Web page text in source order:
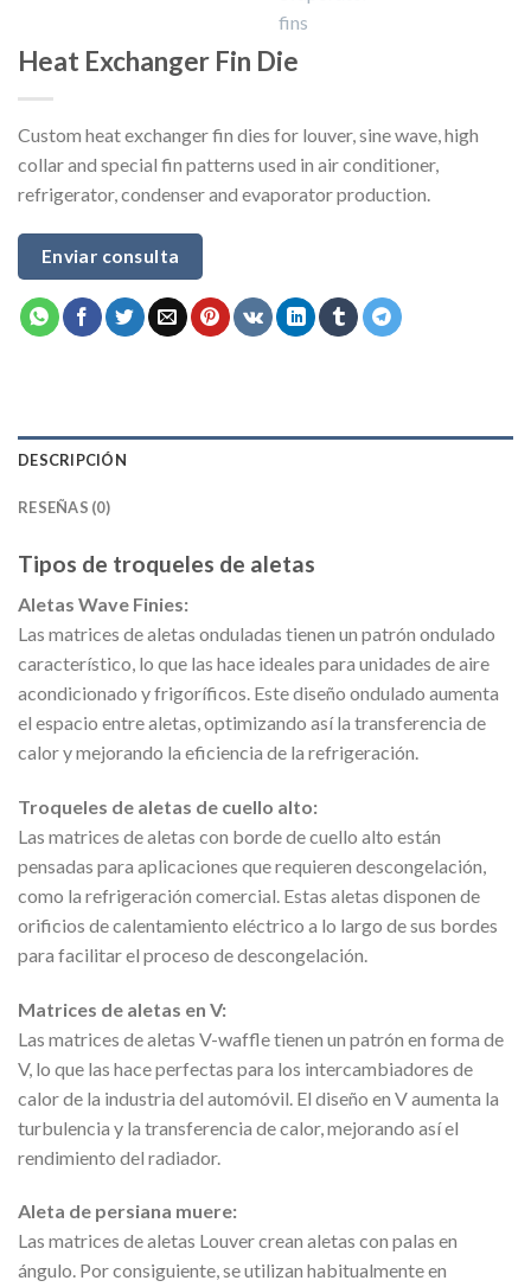
Heat Exchanger Fin Die
Custom heat exchanger fin dies for louver, sine wave, high
collar and special fin patterns used in air conditioner,
refrigerator, condenser and evaporator production.
Enviar consulta
DESCRIPCIÓN
RESEÑAS (0)
Tipos de troqueles de aletas
Aletas Wave Finies:
Las matrices de aletas onduladas tienen un patrón ondulado
característico, lo que las hace ideales para unidades de aire
acondicionado y frigoríficos. Este diseño ondulado aumenta
el espacio entre aletas, optimizando así la transferencia de
calor y mejorando la eficiencia de la refrigeración.
Troqueles de aletas de cuello alto:
Las matrices de aletas con borde de cuello alto están
pensadas para aplicaciones que requieren descongelación,
como la refrigeración comercial. Estas aletas disponen de
orificios de calentamiento eléctrico a lo largo de sus bordes
para facilitar el proceso de descongelación.
Matrices de aletas en V:
Las matrices de aletas V-waffle tienen un patrón en forma de
V, lo que las hace perfectas para los intercambiadores de
calor de la industria del automóvil. El diseño en V aumenta la
turbulencia y la transferencia de calor, mejorando así el
rendimiento del radiador.
Aleta de persiana muere:
Las matrices de aletas Louver crean aletas con palas en
ángulo. Por consiguiente, se utilizan habitualmente en